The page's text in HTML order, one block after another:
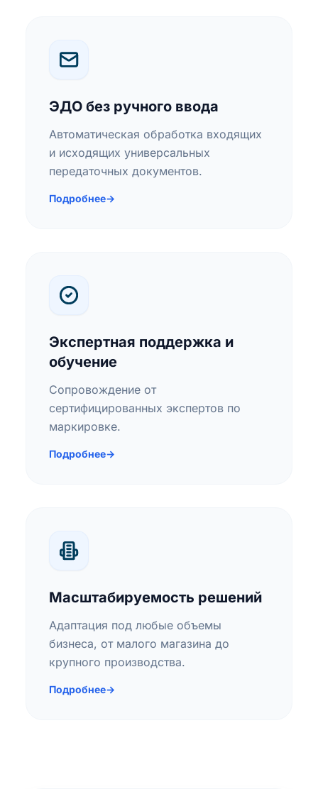
ЭДО без ручного ввода
Автоматическая обработка входящих
и исходящих универсальных
передаточных документов.
Подробнее→
Экспертная поддержка и
обучение
Сопровождение от
сертифицированных экспертов по
маркировке.
Подробнее→
Масштабируемость решений
Адаптация под любые объемы
бизнеса, от малого магазина до
крупного производства.
Подробнее→